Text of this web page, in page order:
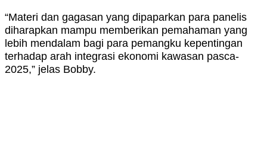
“Materi dan gagasan yang dipaparkan para panelis
diharapkan mampu memberikan pemahaman yang
lebih mendalam bagi para pemangku kepentingan
terhadap arah integrasi ekonomi kawasan pasca-
2025,” jelas Bobby.